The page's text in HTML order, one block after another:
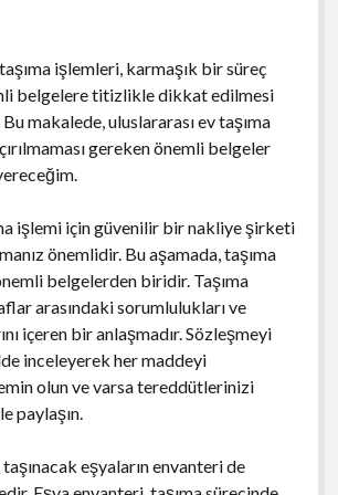
işlemleri, karmaşık bir süreç
belgelere titizlikle dikkat edilmesi
makalede, uluslararası ev taşıma
gereken önemli belgeler
işlemi için güvenilir bir nakliye şirketi
önemlidir. Bu aşamada, taşıma
belgelerden biridir. Taşıma
arasındaki sorumlulukları ve
içeren bir anlaşmadır. Sözleşmeyi
inceleyerek her maddeyi
emin olun ve varsa tereddütlerinizi
paylaşın.
taşınacak eşyaların envanteri de